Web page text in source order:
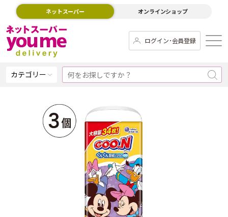
ネットスーパー オンラインショップ
ログイン･会員登録
カテゴリー